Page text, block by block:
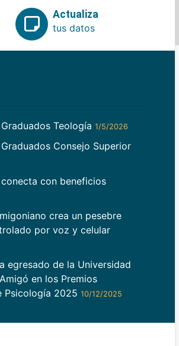
Actualiza
tus datos
Teología 1/5/2026
Consejo Superior
con beneficios
crea un pesebre
por voz y celular
egresado de la Universidad
en los Premios
Psicología 2025 10/12/2025